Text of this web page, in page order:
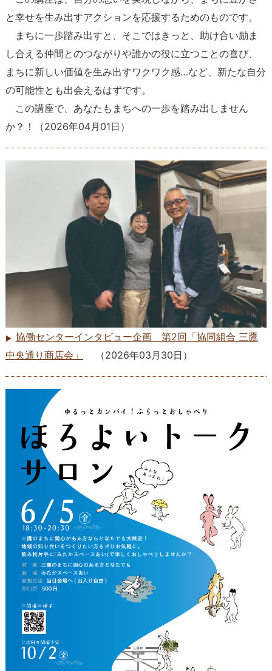
と幸せを生み出すアクションを応援するためのものです。
まちに一歩踏み出すと、そこではきっと、助け合い励ま
し合える仲間とのつながりや誰かの役に立つことの喜び、
まちに新しい価値を生み出すワクワク感…など、新たな自分
の可能性とも出会えるはずです。
この講座で、あなたもまちへの一歩を踏み出しません
か？！
（2026年04月01日 ）
協働センターインタビュー企画 第2回「協同組合 三鷹
中央通り商店会」
（2026年03月30日 ）